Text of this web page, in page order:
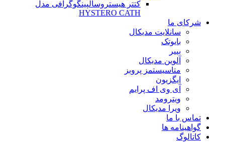
کتتر هیستروسالپینگوگرافی مدل
HYSTERO CATH
شرکای ما
سانلایت مدیکال
بایوتک
بییر
آلوین مدیکال
متاسیستمز پروبز
ایگزیون
آی وی اف پرایم
ویترومد
ویرا مدیکال
تماس با ما
گواهینامه ها
کاتالوگ